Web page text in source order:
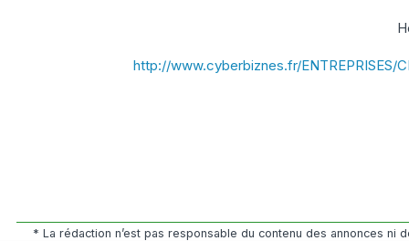
http://www.cyberbiznes.fr/ENTREPRISES/
* La rédaction n’est pas responsable du contenu des annonces ni